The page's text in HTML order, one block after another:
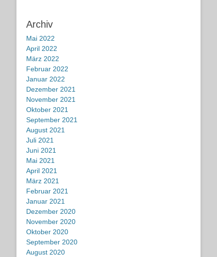
Archiv
Mai 2022
April 2022
März 2022
Februar 2022
Januar 2022
Dezember 2021
November 2021
Oktober 2021
September 2021
August 2021
Juli 2021
Juni 2021
Mai 2021
April 2021
März 2021
Februar 2021
Januar 2021
Dezember 2020
November 2020
Oktober 2020
September 2020
August 2020